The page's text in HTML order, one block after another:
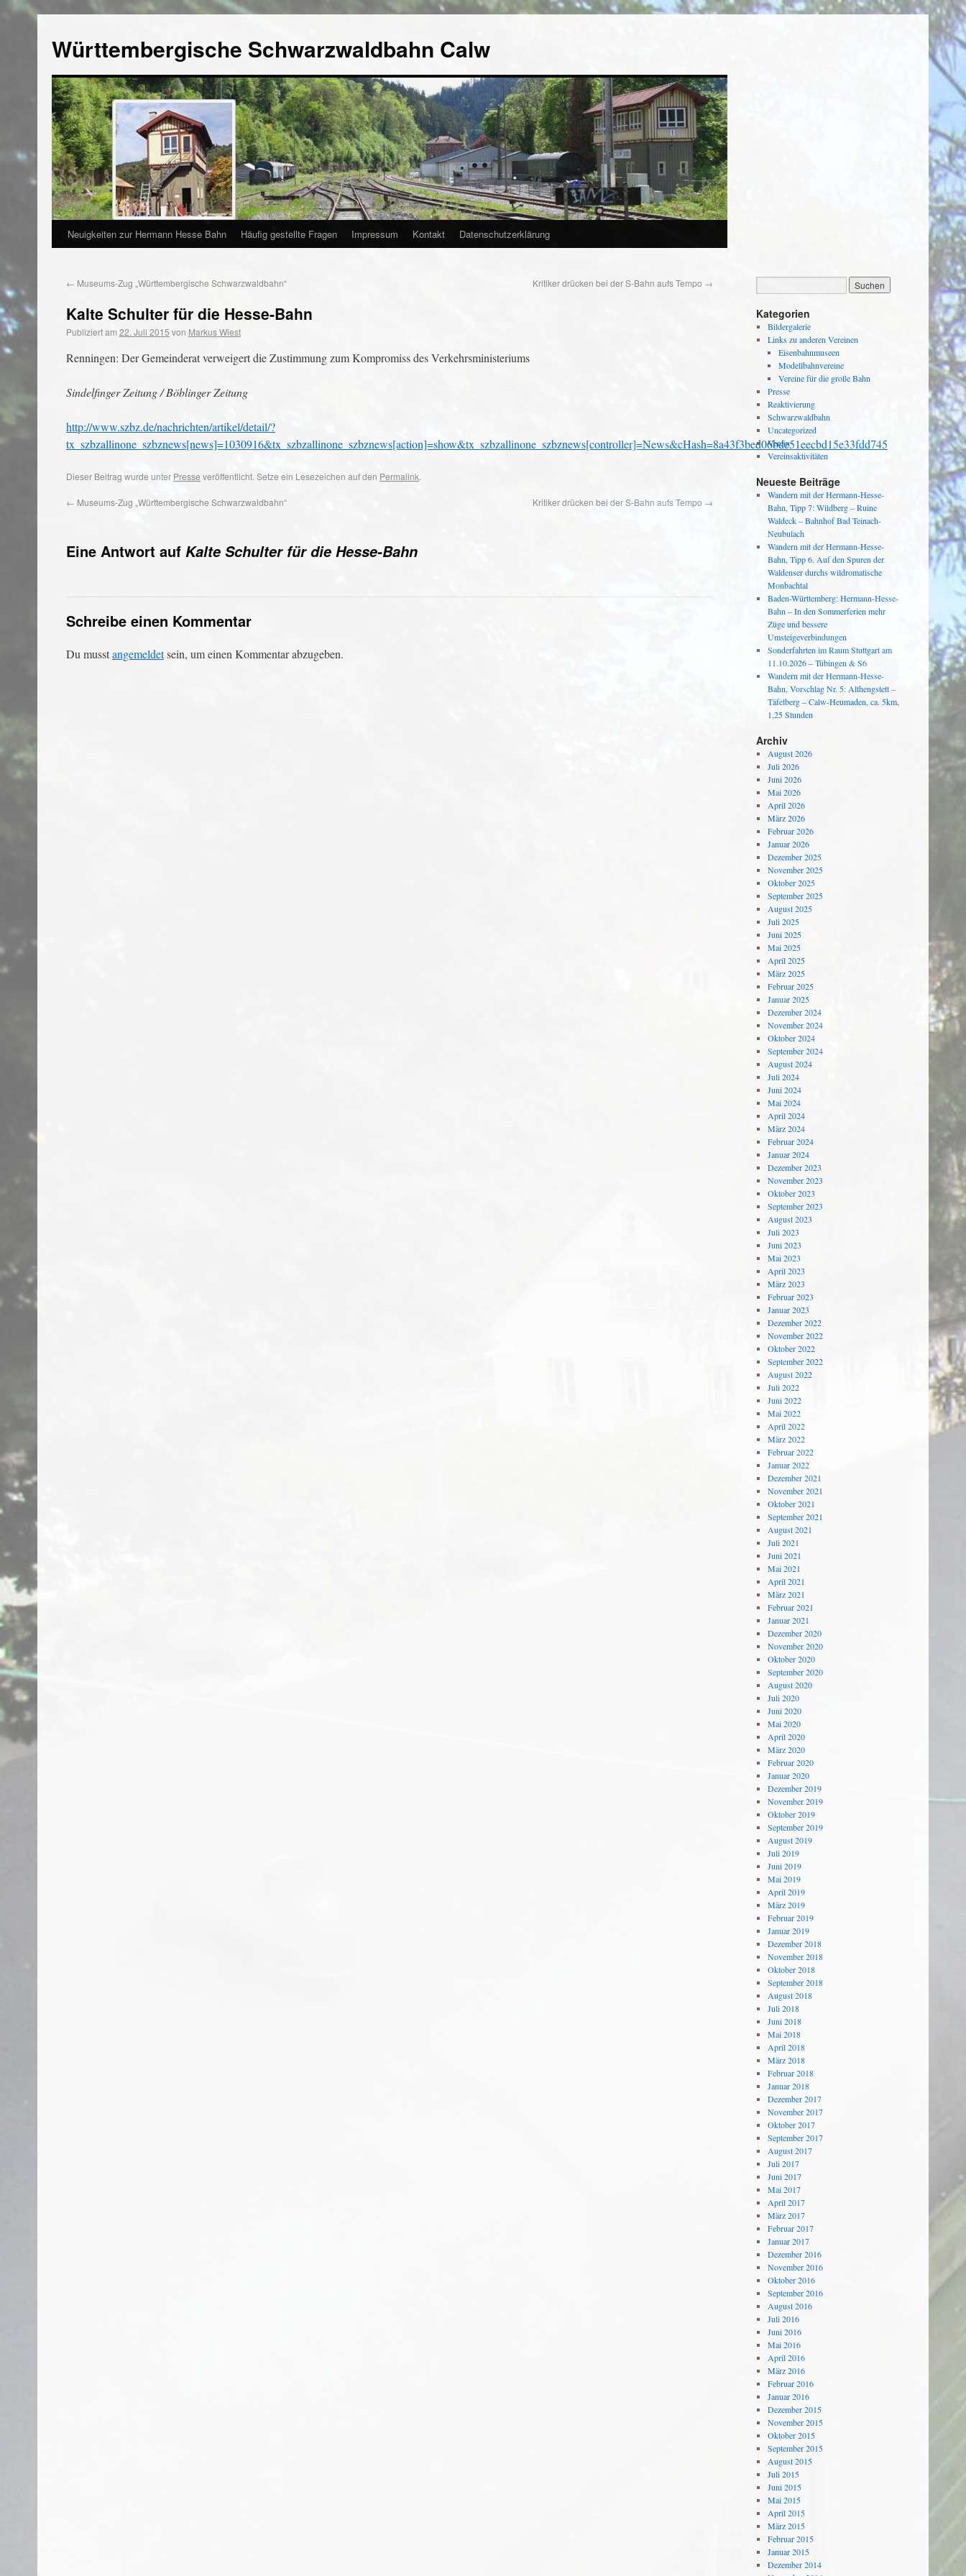
Württembergische Schwarzwaldbahn Calw
Neuigkeiten zur Hermann Hesse Bahn Häufig gestellte Fragen Impressum Kontakt Datenschutzerklärung
← Museums-Zug „Württembergische Schwarzwaldbahn“ Kritiker drücken bei der S-Bahn aufs Tempo →
Kalte Schulter für die Hesse-Bahn
Publiziert am 22. Juli 2015 von Markus Wiest
Renningen: Der Gemeinderat verweigert die Zustimmung zum Kompromiss des Verkehrsministeriums
Sindelfinger Zeitung / Böblinger Zeitung
http://www.szbz.de/nachrichten/artikel/detail/?
tx_szbzallinone_szbznews[news]=1030916&tx_szbzallinone_szbznews[action]=show&tx_szbzallinone_szbznews[controller]=News&cHash=8a43f3bed06bde51eecbd15e33fdd745
Dieser Beitrag wurde unter Presse veröffentlicht. Setze ein Lesezeichen auf den Permalink.
← Museums-Zug „Württembergische Schwarzwaldbahn“ Kritiker drücken bei der S-Bahn aufs Tempo →
Eine Antwort auf Kalte Schulter für die Hesse-Bahn
Schreibe einen Kommentar
Du musstangemeldetsein, um einen Kommentar abzugeben.
Kategorien
Bildergalerie
Links zu anderen Vereinen
Eisenbahnmuseen
Modellbahnvereine
Vereine für die große Bahn
Presse
Reaktivierung
Schwarzwaldbahn
Uncategorized
Verein
Vereinsaktivitäten
Neueste Beiträge
Wandern mit der Hermann-Hesse-
Bahn, Tipp 7: Wildberg – Ruine
Waldeck – Bahnhof Bad Teinach-
Neubulach
Wandern mit der Hermann-Hesse-
Bahn, Tipp 6. Auf den Spuren der
Waldenser durchs wildromatische
Monbachtal
Baden-Württemberg: Hermann-Hesse-
Bahn – In den Sommerferien mehr
Züge und bessere
Umsteigeverbindungen
Sonderfahrten im Raum Stuttgart am
11.10.2026 – Tübingen & S6
Wandern mit der Hermann-Hesse-
Bahn, Vorschlag Nr. 5: Althengstett –
Täfelberg – Calw-Heumaden, ca. 5km,
1,25 Stunden
Archiv
August 2026
Juli 2026
Juni 2026
Mai 2026
April 2026
März 2026
Februar 2026
Januar 2026
Dezember 2025
November 2025
Oktober 2025
September 2025
August 2025
Juli 2025
Juni 2025
Mai 2025
April 2025
März 2025
Februar 2025
Januar 2025
Dezember 2024
November 2024
Oktober 2024
September 2024
August 2024
Juli 2024
Juni 2024
Mai 2024
April 2024
März 2024
Februar 2024
Januar 2024
Dezember 2023
November 2023
Oktober 2023
September 2023
August 2023
Juli 2023
Juni 2023
Mai 2023
April 2023
März 2023
Februar 2023
Januar 2023
Dezember 2022
November 2022
Oktober 2022
September 2022
August 2022
Juli 2022
Juni 2022
Mai 2022
April 2022
März 2022
Februar 2022
Januar 2022
Dezember 2021
November 2021
Oktober 2021
September 2021
August 2021
Juli 2021
Juni 2021
Mai 2021
April 2021
März 2021
Februar 2021
Januar 2021
Dezember 2020
November 2020
Oktober 2020
September 2020
August 2020
Juli 2020
Juni 2020
Mai 2020
April 2020
März 2020
Februar 2020
Januar 2020
Dezember 2019
November 2019
Oktober 2019
September 2019
August 2019
Juli 2019
Juni 2019
Mai 2019
April 2019
März 2019
Februar 2019
Januar 2019
Dezember 2018
November 2018
Oktober 2018
September 2018
August 2018
Juli 2018
Juni 2018
Mai 2018
April 2018
März 2018
Februar 2018
Januar 2018
Dezember 2017
November 2017
Oktober 2017
September 2017
August 2017
Juli 2017
Juni 2017
Mai 2017
April 2017
März 2017
Februar 2017
Januar 2017
Dezember 2016
November 2016
Oktober 2016
September 2016
August 2016
Juli 2016
Juni 2016
Mai 2016
April 2016
März 2016
Februar 2016
Januar 2016
Dezember 2015
November 2015
Oktober 2015
September 2015
August 2015
Juli 2015
Juni 2015
Mai 2015
April 2015
März 2015
Februar 2015
Januar 2015
Dezember 2014